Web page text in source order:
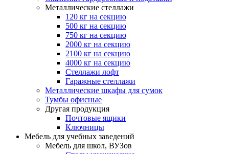
Металлические стеллажи
120 кг на секцию
500 кг на секцию
750 кг на секцию
2000 кг на секцию
2100 кг на секцию
4000 кг на секцию
Стеллажи лофт
Гаражные стеллажи
Металлические шкафы для сумок
Тумбы офисные
Другая продукция
Почтовые ящики
Ключницы
Мебель для учебных заведений
Мебель для школ, ВУЗов